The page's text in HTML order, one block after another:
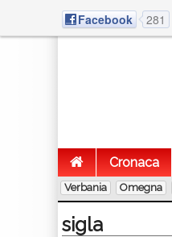
Facebook 281
Cronaca
Verbania Omegna
sigla